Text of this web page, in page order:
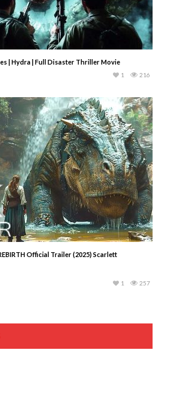
| Hydra | Full Disaster Thriller Movie
216
1
Official Trailer (2025) Scarlett
257
1